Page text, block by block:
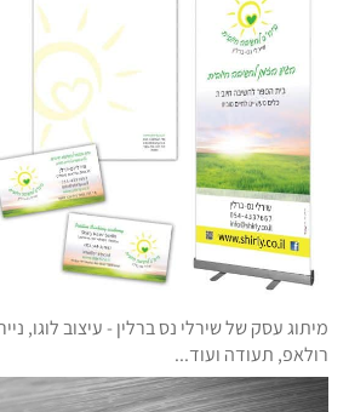
מיתוג עסק של שירלי נס ברלין - עיצוב לוגו,
רולאפ, תעודה ועוד...